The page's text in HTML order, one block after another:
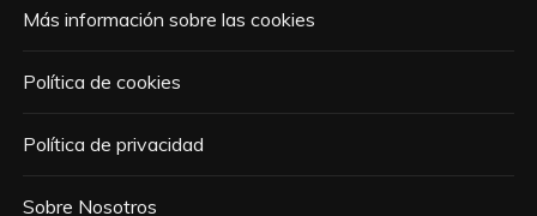
Más información sobre las cookies
Política de cookies
Política de privacidad
Sobre Nosotros